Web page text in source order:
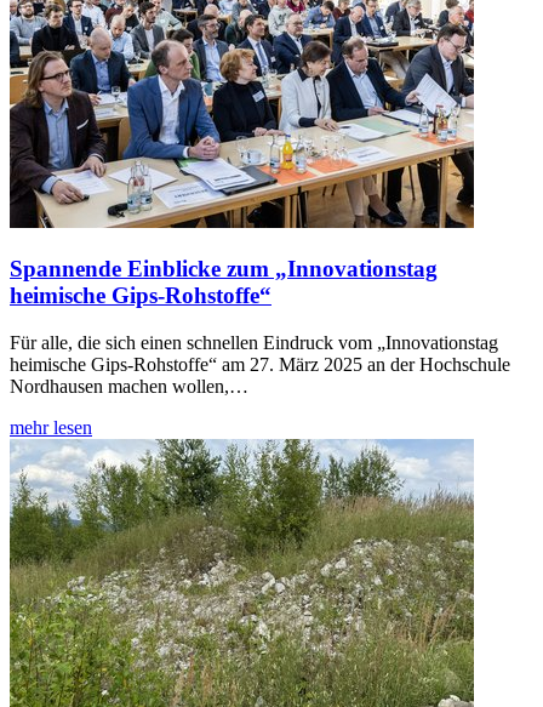
Spannende Einblicke zum „Innovationstag
heimische Gips-Rohstoffe“
Für alle, die sich einen schnellen Eindruck vom „Innovationstag
heimische Gips-Rohstoffe“ am 27. März 2025 an der Hochschule
Nordhausen machen wollen,…
mehr lesen